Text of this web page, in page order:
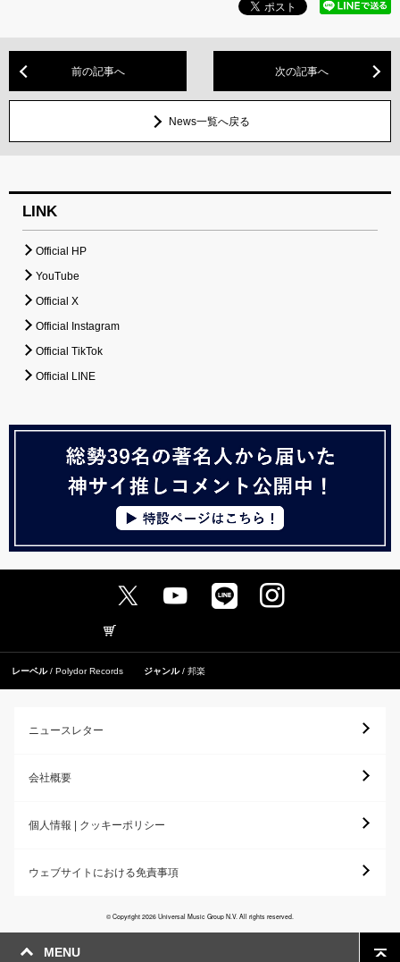
MENU
前の記事へ 次の記事へ
News一覧へ戻る
LINK
Official HP
YouTube
Official X
Official Instagram
Official TikTok
Official LINE
レーベル Polydor Records ジャンル 邦楽
ニュースレター
会社概要
個人情報 | クッキーポリシー
ウェブサイトにおける免責事項
© Copyright 2026 Universal Music Group N.V. All rights reserved.